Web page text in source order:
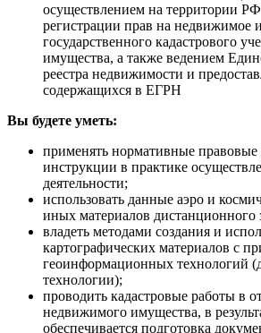
осуществлением на территории РФ
регистрации прав на недвижимое
государственного кадастрового
имущества, а также ведением
реестра недвижимости и
содержащихся в ЕГРН
Вы будете уметь:
применять нормативные
инструкции в практике
деятельности;
использовать данные аэро и
иных материалов дистанционного
владеть методами создания и
картографических материалов с
геоинформационных технологий
технологии);
проводить кадастровые работы в
недвижимого имущества, в
обеспечивается подготовка